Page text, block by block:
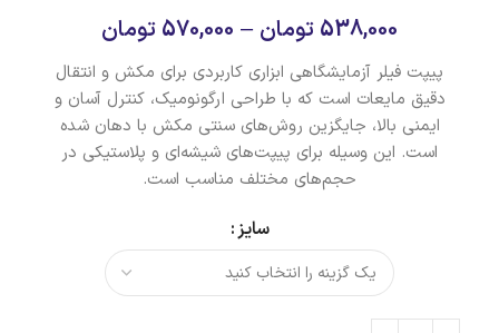
538,000 تومان –
570,000 تومان
پیپت فیلر آزمایشگاهی ابزاری کاربردی برای مکش و انتقال
دقیق مایعات است که با طراحی ارگونومیک، کنترل آسان و
ایمنی بالا، جایگزین روش‌های سنتی مکش با دهان شده
است. این وسیله برای پیپت‌های شیشه‌ای و پلاستیکی در
حجم‌های مختلف مناسب است.
سایز